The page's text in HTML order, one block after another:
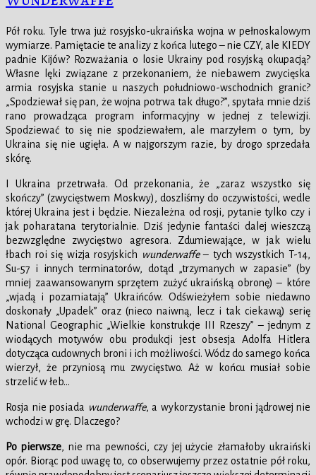
Pół roku. Tyle trwa już rosyjsko-ukraińska wojna w pełnoskalowym
wymiarze. Pamiętacie te analizy z końca lutego – nie CZY, ale KIEDY
padnie Kijów? Rozważania o losie Ukrainy pod rosyjską okupacją?
Własne lęki związane z przekonaniem, że niebawem zwycięska
armia rosyjska stanie u naszych południowo-wschodnich granic?
„Spodziewał się pan, że wojna potrwa tak długo?”, spytała mnie dziś
rano prowadząca program informacyjny w jednej z telewizji.
Spodziewać to się nie spodziewałem, ale marzyłem o tym, by
Ukraina się nie ugięła. A w najgorszym razie, by drogo sprzedała
skórę.
I Ukraina przetrwała. Od przekonania, że „zaraz wszystko się
skończy” (zwycięstwem Moskwy), doszliśmy do oczywistości, wedle
której Ukraina jest i będzie. Niezależna od rosji, pytanie tylko czy i
jak poharatana terytorialnie. Dziś jedynie fantaści dalej wieszczą
bezwzględne zwycięstwo agresora. Zdumiewające, w jak wielu
łbach roi się wizja rosyjskich wunderwaffe– tych wszystkich T-14,
Su-57 i innych terminatorów, dotąd „trzymanych w zapasie” (by
mniej zaawansowanym sprzętem zużyć ukraińską obronę) – które
„wjadą i pozamiatają” Ukraińców. Odświeżyłem sobie niedawno
doskonały „Upadek” oraz (nieco naiwną, lecz i tak ciekawą) serię
National Geographic „Wielkie konstrukcje III Rzeszy” – jednym z
wiodących motywów obu produkcji jest obsesja Adolfa Hitlera
dotycząca cudownych broni i ich możliwości. Wódz do samego końca
wierzył, że przyniosą mu zwycięstwo. Aż w końcu musiał sobie
strzelić w łeb…
Rosja nie posiada wunderwaffe, a wykorzystanie broni jądrowej nie
wchodzi w grę. Dlaczego?
Po pierwsze, nie ma pewności, czy jej użycie złamałoby ukraiński
opór. Biorąc pod uwagę to, co obserwujemy przez ostatnie pół roku,